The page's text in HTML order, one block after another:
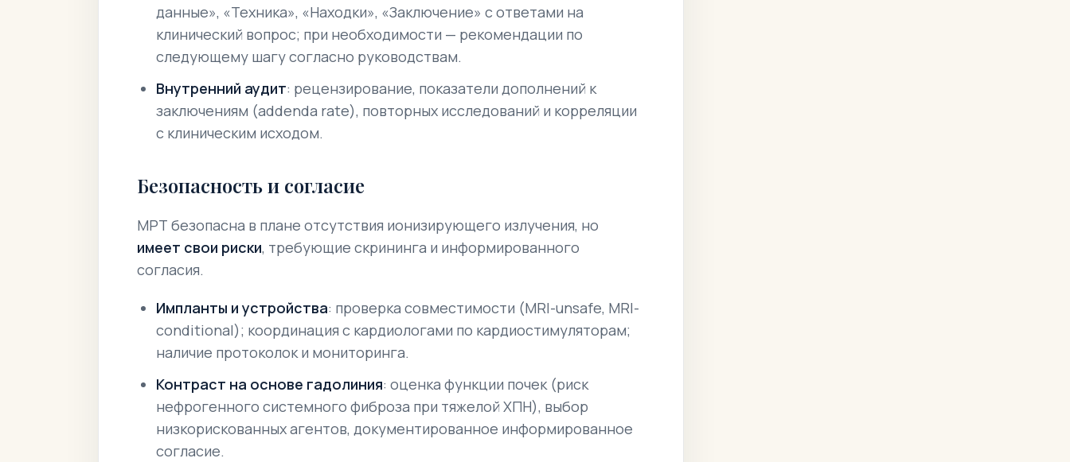
данные», «Техника», «Находки», «Заключение» с ответами на
клинический вопрос; при необходимости — рекомендации по
следующему шагу согласно руководствам.
Внутренний аудит: рецензирование, показатели дополнений к
заключениям (addenda rate), повторных исследований и корреляции
с клиническим исходом.
Безопасность и согласие
МРТ безопасна в плане отсутствия ионизирующего излучения, но
имеет свои риски, требующие скрининга и информированного
согласия.
Импланты и устройства: проверка совместимости (MRI-unsafe, MRI-
conditional); координация с кардиологами по кардиостимуляторам;
наличие протоколок и мониторинга.
Контраст на основе гадолиния: оценка функции почек (риск
нефрогенного системного фиброза при тяжелой ХПН), выбор
низкорискованных агентов, документированное информированное
согласие.